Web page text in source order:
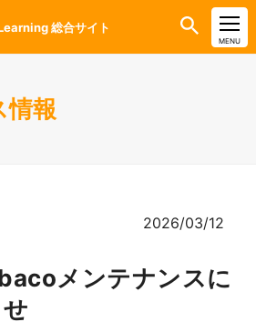
CLOSE
MENU
情報
2026/03/12
メンテナンスに
総合サイト